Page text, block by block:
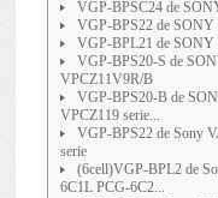
VGP-BPSC24 de
VGP-BPS22 de SONY
VGP-BPL21 de
VGP-BPS20-S de
VPCZ11V9R/B
VGP-BPS20-B de
VPCZ119 serie...
VGP-BPS22 de Sony
serie
(6cell)VGP-BPL2 de
6C1L PCG-6C2...